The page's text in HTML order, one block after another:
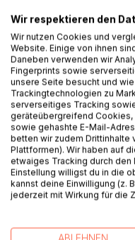
Auf den Ringen des
mitten im Wald. In den
experimentiert der
Thematiken und
Drehbuchfassungen in
On the rings of Saturn,
the woods. In the
experiments with
styles to bring five
AUTOR/IN
PRESSESTIMMEN
Wir respektieren den
Wir nutzen Cookies und
Website. Einige von ihnen
Daneben verwenden wir
Fingerprints sowie
unsere Seite besucht und
Trackingtechnologien zu
serverseitiges Tracking
geräteübergreifend Cookies,
sowie gehashte E-Mail-
betten wir zudem Drittinhalte
Plattformen). Wir haben auf
etwaiges Tracking durch
Einstellung willigst du in die
kannst deine Einwilligung (z.
jederzeit mit Wirkung für die